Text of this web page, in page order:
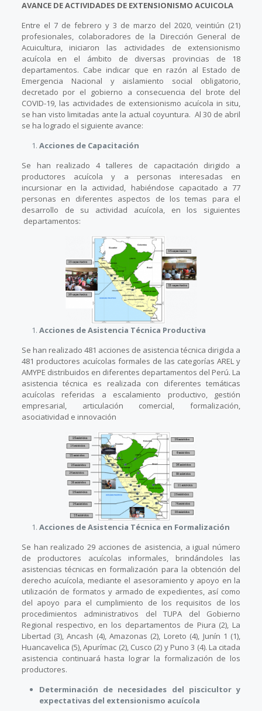
AVANCE DE ACTIVIDADES DE EXTENSIONISMO ACUICOLA
Entre el 7 de febrero y 3 de marzo del 2020, veintiún (21)
profesionales, colaboradores de la Dirección General de
Acuicultura, iniciaron las actividades de extensionismo
acuícola en el ámbito de diversas provincias de 18
departamentos. Cabe indicar que en razón al Estado de
Emergencia Nacional y aislamiento social obligatorio,
decretado por el gobierno a consecuencia del brote del
COVID-19, las actividades de extensionismo acuícola in situ,
se han visto limitadas ante la actual coyuntura. Al 30 de abril
se ha logrado el siguiente avance:
Acciones de Capacitación
Se han realizado 4 talleres de capacitación dirigido a
productores acuícola y a personas interesadas en
incursionar en la actividad, habiéndose capacitado a 77
personas en diferentes aspectos de los temas para el
desarrollo de su actividad acuícola, en los siguientes
departamentos:
Acciones de Asistencia Técnica Productiva
Se han realizado 481 acciones de asistencia técnica dirigida a
481 productores acuícolas formales de las categorías AREL y
AMYPE distribuidos en diferentes departamentos del Perú. La
asistencia técnica es realizada con diferentes temáticas
acuícolas referidas a escalamiento productivo, gestión
empresarial, articulación comercial, formalización,
asociatividad e innovación
Acciones de Asistencia Técnica en Formalización
Se han realizado 29 acciones de asistencia, a igual número
de productores acuícolas informales, brindándoles las
asistencias técnicas en formalización para la obtención del
derecho acuícola, mediante el asesoramiento y apoyo en la
utilización de formatos y armado de expedientes, así como
del apoyo para el cumplimiento de los requisitos de los
procedimientos administrativos del TUPA del Gobierno
Regional respectivo, en los departamentos de Piura (2), La
Libertad (3), Ancash (4), Amazonas (2), Loreto (4), Junín 1 (1),
Huancavelica (5), Apurímac (2), Cusco (2) y Puno 3 (4). La citada
asistencia continuará hasta lograr la formalización de los
productores.
Determinación de necesidades del piscicultor y
expectativas del extensionismo acuícola